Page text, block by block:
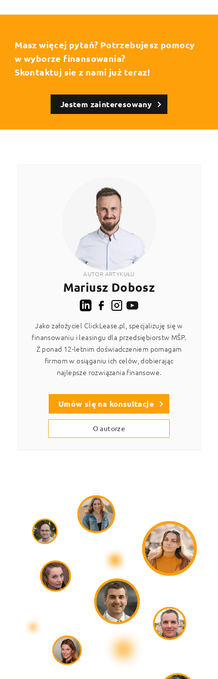
Masz więcej pytań? Potrzebujesz pomocy
w wyborze finansowania?
Skontaktuj sie z nami już teraz!
Jestem zainteresowany
AUTOR ARTYKUŁU
Mariusz Dobosz
Jako założyciel ClickLease.pl, specjalizuję się w
finansowaniu i leasingu dla przedsiębiorstw MŚP.
Z ponad 12-letnim doświadczeniem pomagam
firmom w osiąganiu ich celów, dobierając
najlepsze rozwiązania finansowe.
Umów się na konsultacje
O autorze